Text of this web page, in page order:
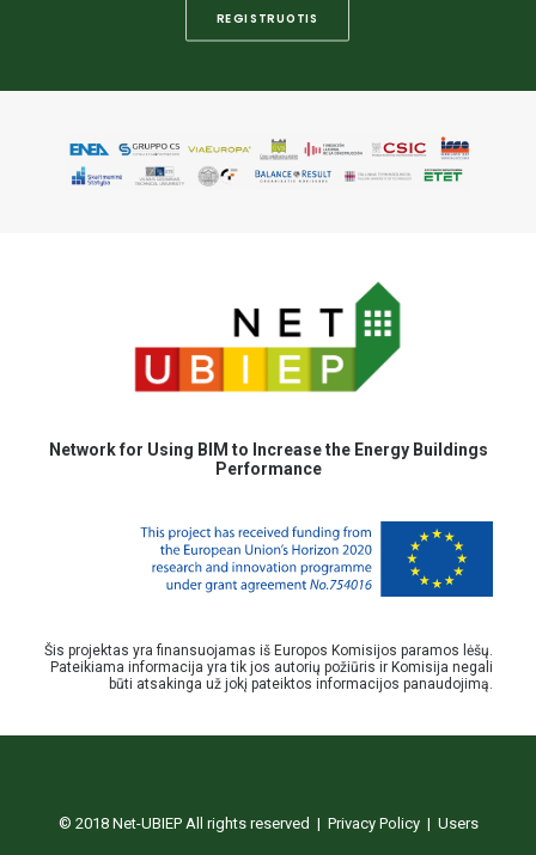
REGISTRUOTIS
Network for Using BIM to Increase the Energy Buildings
Performance
Šis projektas yra finansuojamas iš Europos Komisijos paramos lėšų.
Pateikiama informacija yra tik jos autorių požiūris ir Komisija negali
būti atsakinga už jokį pateiktos informacijos panaudojimą.
© 2018 Net-UBIEP All rights reserved | Privacy Policy| Users